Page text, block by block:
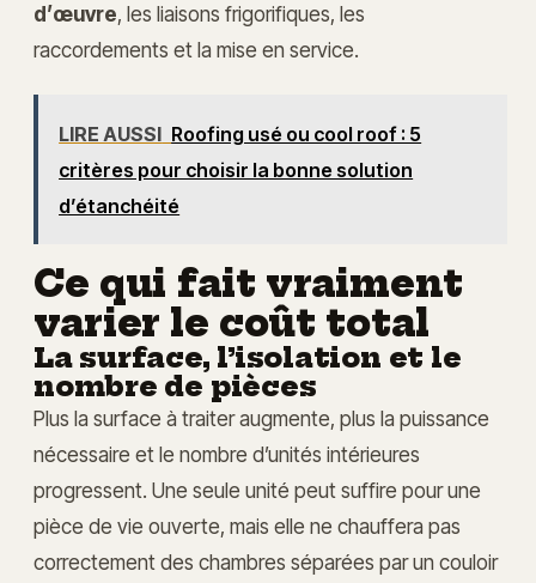
d’œuvre, les liaisons frigorifiques, les
raccordements et la mise en service.
LIRE AUSSI Roofing usé ou cool roof : 5
critères pour choisir la bonne solution
d’étanchéité
Ce qui fait vraiment
varier le coût total
La surface, l’isolation et le
nombre de pièces
Plus la surface à traiter augmente, plus la puissance
nécessaire et le nombre d’unités intérieures
progressent. Une seule unité peut suffire pour une
pièce de vie ouverte, mais elle ne chauffera pas
correctement des chambres séparées par un couloir